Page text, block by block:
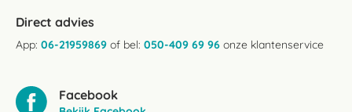
Direct advies
App: 06-21959869 of bel: 050-409 69 96 onze klantenservice
Facebook